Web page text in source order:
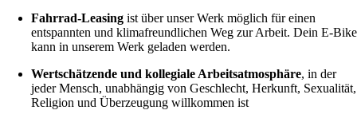
Fahrrad-Leasing ist über unser Werk möglich für einen
entspannten und klimafreundlichen Weg zur Arbeit. Dein E-Bike
kann in unserem Werk geladen werden.
Wertschätzende und kollegiale Arbeitsatmosphäre, in der
jeder Mensch, unabhängig von Geschlecht, Herkunft, Sexualität,
Religion und Überzeugung willkommen ist